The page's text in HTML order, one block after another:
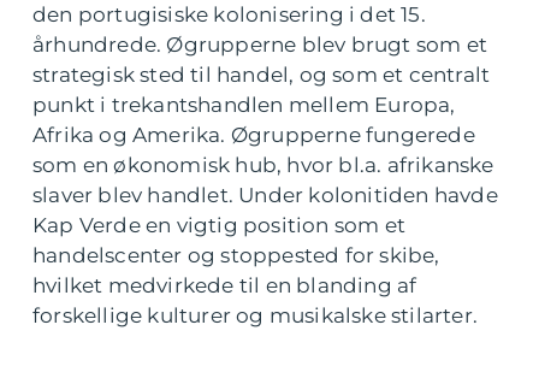
den portugisiske kolonisering i det 15.
århundrede. Øgrupperne blev brugt som et
strategisk sted til handel, og som et centralt
punkt i trekantshandlen mellem Europa,
Afrika og Amerika. Øgrupperne fungerede
som en økonomisk hub, hvor bl.a. afrikanske
slaver blev handlet. Under kolonitiden havde
Kap Verde en vigtig position som et
handelscenter og stoppested for skibe,
hvilket medvirkede til en blanding af
forskellige kulturer og musikalske stilarter.